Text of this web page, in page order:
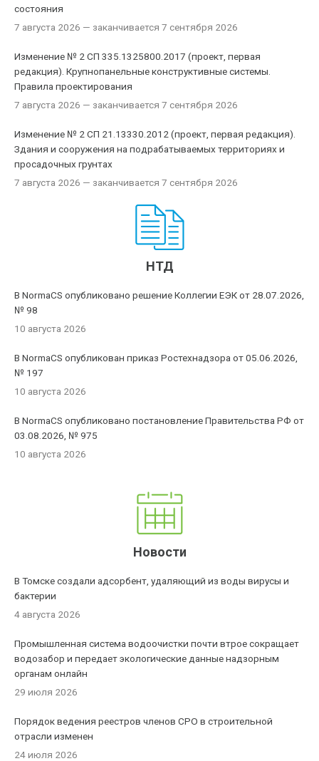
состояния
7 августа 2026 — заканчивается 7 сентября 2026
Изменение № 2 СП 335.1325800.2017 (проект, первая
редакция). Крупнопанельные конструктивные системы.
Правила проектирования
7 августа 2026 — заканчивается 7 сентября 2026
Изменение № 2 СП 21.13330.2012 (проект, первая редакция).
Здания и сооружения на подрабатываемых территориях и
просадочных грунтах
7 августа 2026 — заканчивается 7 сентября 2026
НТД
В NormaCS опубликовано решение Коллегии ЕЭК от 28.07.2026,
№ 98
10 августа 2026
В NormaCS опубликован приказ Ростехнадзора от 05.06.2026,
№ 197
10 августа 2026
В NormaCS опубликовано постановление Правительства РФ от
03.08.2026, № 975
10 августа 2026
Новости
В Томске создали адсорбент, удаляющий из воды вирусы и
бактерии
4 августа 2026
Промышленная система водоочистки почти втрое сокращает
водозабор и передает экологические данные надзорным
органам онлайн
29 июля 2026
Порядок ведения реестров членов СРО в строительной
отрасли изменен
24 июля 2026